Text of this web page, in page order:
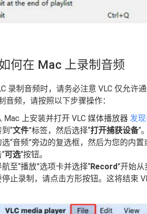
何在 Mac 上录制音频
录制音频时，请务必注意 VLC 仅允许
音频，请按照以下步骤操作：
Mac 上安装并打开 VLC 媒体播放器 发
“文件”标签，然后选择“打开捕获设备“。
选“音频”旁边的复选框，然后为您的内
可选“按钮。
航至“播放”选项卡并选择“Record”开始从
停止录制，请点击方形按钮。这将结束